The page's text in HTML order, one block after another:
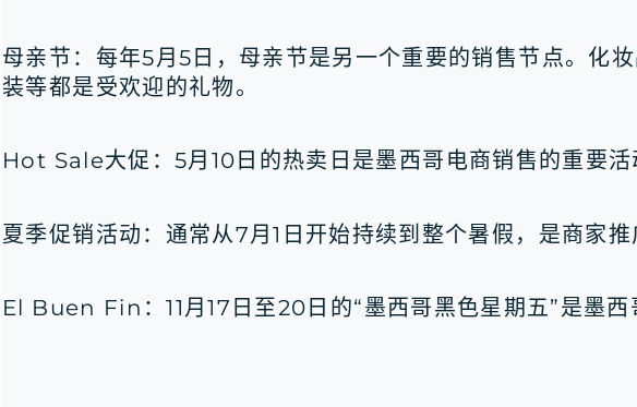
母亲节：每年5月5日，母亲节是另一个重要的销售节点。化
装等都是受欢迎的礼物。
Hot Sale大促：5月10日的热卖日是墨西哥电商销售的重要活
夏季促销活动：通常从7月1日开始持续到整个暑假，是商家推
El Buen Fin：11月17日至20日的“墨西哥黑色星期五”是墨